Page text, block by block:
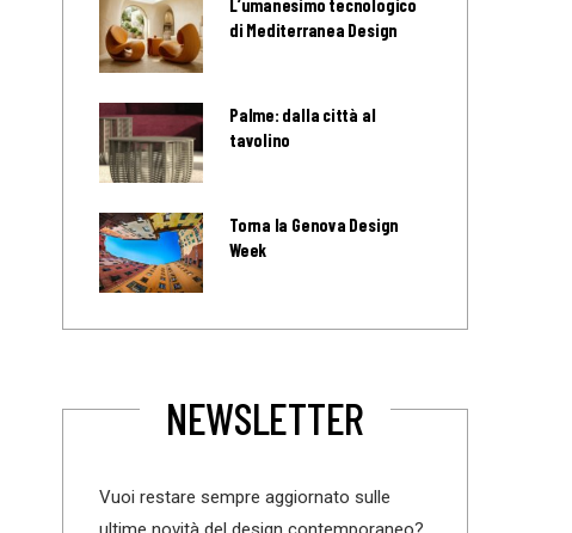
L’umanesimo tecnologico
di Mediterranea Design
Palme: dalla città al
tavolino
Torna la Genova Design
Week
NEWSLETTER
Vuoi restare sempre aggiornato sulle